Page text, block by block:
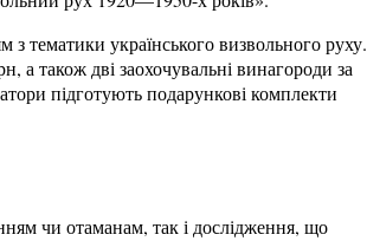
тематики українського визвольного руху.
а також дві заохочувальні винагороди за
підготують подарункові комплекти
чи отаманам, так і дослідження, що